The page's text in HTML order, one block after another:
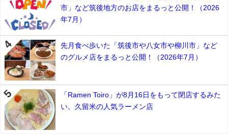
市」など筑後地方のお店をまるっと公開！（2026
年7月）
先月食べ歩いた「筑後市や八女市や柳川市」など
のグルメ店をまるっと公開！（2026年7月）
「Ramen Toiro」が8月16日をもって閉店するみた
い。久留米の人気ラーメン店